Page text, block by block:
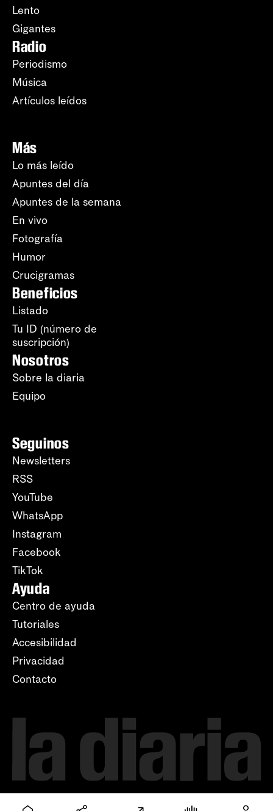
Lento
Gigantes
Radio
Periodismo
Música
Artículos leídos
Más
Lo más leído
Apuntes del día
Apuntes de la semana
En vivo
Fotografía
Humor
Crucigramas
Beneficios
Listado
Tu ID (número de
suscripción)
Nosotros
Sobre la diaria
Equipo
Seguinos
Newsletters
RSS
YouTube
WhatsApp
Instagram
Facebook
TikTok
Ayuda
Centro de ayuda
Tutoriales
Accesibilidad
Privacidad
Contacto